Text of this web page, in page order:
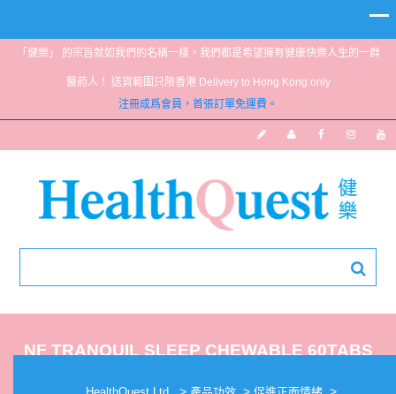
「健樂」 的宗旨就如我們的名稱一樣，我們都是希望擁有健康快樂人生的一群
醫葯人！ 送貨範圍只限香港 Delivery to Hong Kong only
注冊成爲會員，首張訂單免運費。
NF TRANQUIL SLEEP CHEWABLE 60TABS